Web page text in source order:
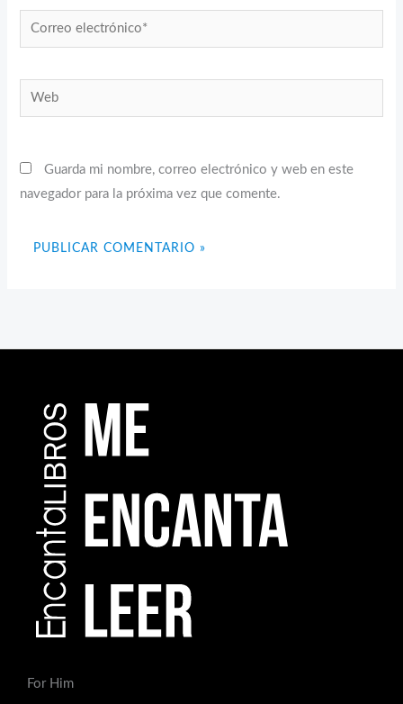
Correo
electrónico*
Web
Guarda mi nombre, correo electrónico y web en este
navegador para la próxima vez que comente.
For Him